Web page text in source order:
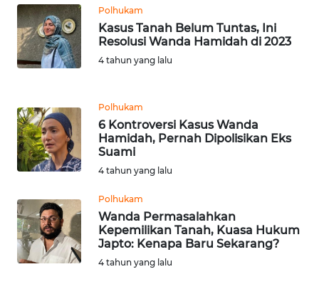
Polhukam
Kasus Tanah Belum Tuntas, Ini
Resolusi Wanda Hamidah di 2023
4 tahun yang lalu
Polhukam
6 Kontroversi Kasus Wanda
Hamidah, Pernah Dipolisikan Eks
Suami
4 tahun yang lalu
Polhukam
Wanda Permasalahkan
Kepemilikan Tanah, Kuasa Hukum
Japto: Kenapa Baru Sekarang?
4 tahun yang lalu
WN
BANTEN
WN
KEPRI
WN
PAPUA
BARAT